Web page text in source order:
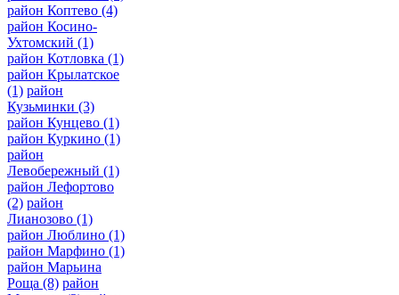
район Коптево (4)
район Косино-
Ухтомский (1)
район Котловка (1)
район Крылатское
(1) район
Кузьминки (3)
район Кунцево (1)
район Куркино (1)
район
Левобережный (1)
район Лефортово
(2) район
Лианозово (1)
район Люблино (1)
район Марфино (1)
район Марьина
Роща (8) район